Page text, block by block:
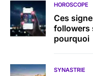
HOROSCOPE
Ces
followers
pourquoi
SYNASTRIE